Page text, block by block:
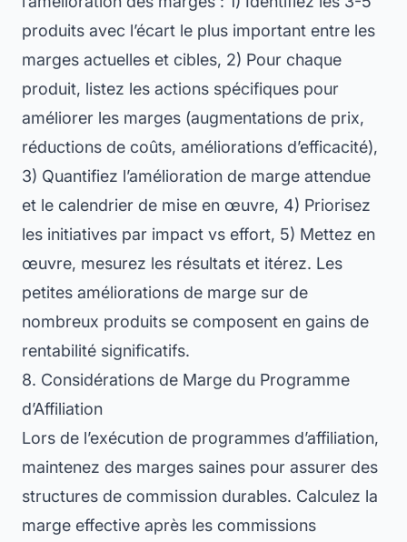
produits avec l’écart le plus important entre les
marges actuelles et cibles, 2) Pour chaque
produit, listez les actions spécifiques pour
améliorer les marges (augmentations de prix,
réductions de coûts, améliorations d’efficacité),
3) Quantifiez l’amélioration de marge attendue
et le calendrier de mise en œuvre, 4) Priorisez
les initiatives par impact vs effort, 5) Mettez en
œuvre, mesurez les résultats et itérez. Les
petites améliorations de marge sur de
nombreux produits se composent en gains de
rentabilité significatifs.
8. Considérations de Marge du Programme
d’Affiliation
Lors de l’exécution de programmes d’affiliation,
maintenez des marges saines pour assurer des
structures de commission durables. Calculez la
marge effective après les commissions